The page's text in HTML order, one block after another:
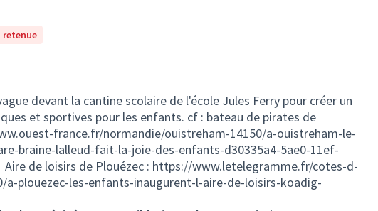
retenue
devant la cantine scolaire de l'école Jules Ferry pour créer un
et sportives pour les enfants. cf : bateau de pirates de
france.fr/normandie/ouistreham-14150/a-ouistreham-le-
braine-lalleud-fait-la-joie-des-enfants-d30335a4-5ae0-11ef-
externe)
Aire de loisirs de Plouézec : https://www.letelegramme.fr/cotes-d-
a-plouezec-les-enfants-inaugurent-l-aire-de-loisirs-koadig-